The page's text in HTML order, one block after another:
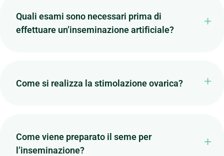
Quali esami sono necessari prima di
effettuare un’inseminazione artificiale?
Come si realizza la stimolazione ovarica?
Come viene preparato il seme per
l’inseminazione?